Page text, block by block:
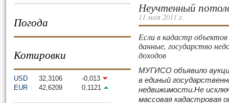
Погода
Котировки
USD 32,3106
-0,013
EUR
42,6209 0,1121
Неучтенный
11 мая 2011 г.
Если в кадастр
данные, государство
доходов
МУГИСО объявило
в единый
недвижимости.Не
массовая кадастровая